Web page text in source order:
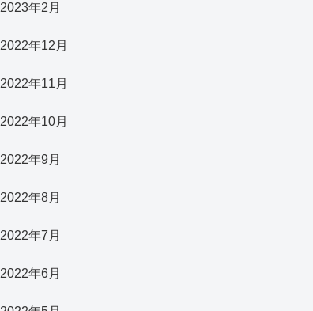
2023年2月
2022年12月
2022年11月
2022年10月
2022年9月
2022年8月
2022年7月
2022年6月